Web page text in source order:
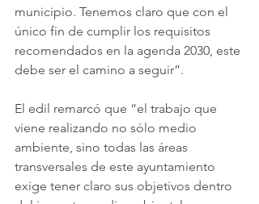
municipio. Tenemos claro que con el
único fin de cumplir los requisitos
recomendados en la agenda 2030, este
debe ser el camino a seguir”.
El edil remarcó que “el trabajo que
viene realizando no sólo medio
ambiente, sino todas las áreas
transversales de este ayuntamiento
exige tener claro sus objetivos dentro